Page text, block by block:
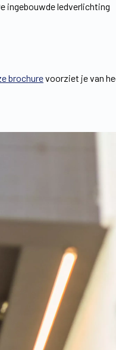
ingebouwde ledverlichting
brochurevoorziet je van